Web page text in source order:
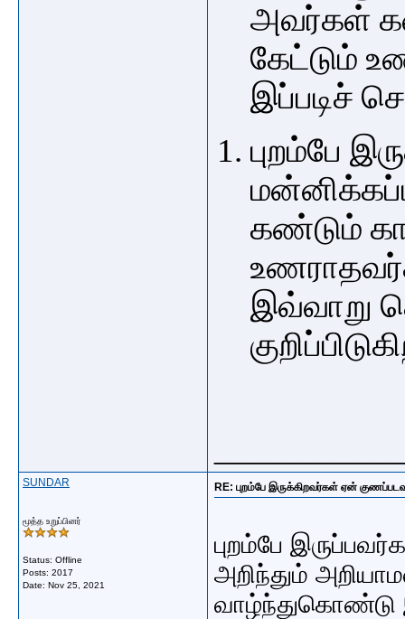
அவர்கள்
கேட்டும்
இப்படிச்
புறம்பே
கண்டும்
இவ்வாறு
SUNDAR
மூத்த உறுப்பினர்
Status: Offline
Posts: 2017
Date: Nov 25, 2021
RE: புறம்பே இருக்கிறவர்கள் ஏன்
புறம்பே
அறிந்தும்
வாழ்ந்துகொண்டு